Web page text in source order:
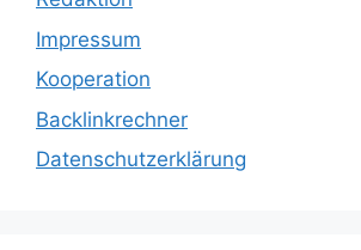
Impressum
Kooperation
Backlinkrechner
Datenschutzerklärung